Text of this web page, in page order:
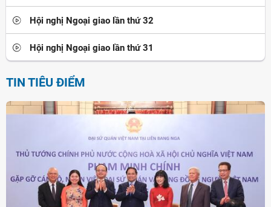
Hội nghị Ngoại giao lần thứ 32
Hội nghị Ngoại giao lần thứ 31
TIN TIÊU ĐIỂM